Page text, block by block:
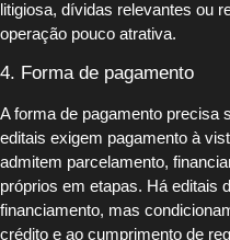
litigiosa, dívidas relevantes ou
operação pouco atrativa.
4. Forma de pagamento
A forma de pagamento precisa
editais exigem pagamento à
admitem parcelamento,
próprios em etapas. Há editais
financiamento, mas
crédito e ao cumprimento de